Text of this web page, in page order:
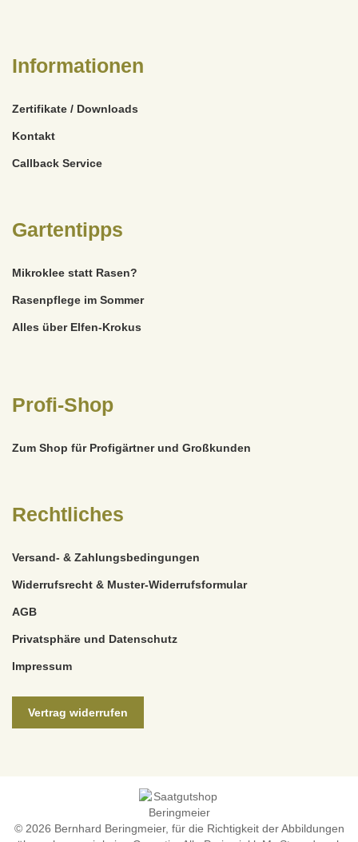
Informationen
Zertifikate / Downloads
Kontakt
Callback Service
Gartentipps
Mikroklee statt Rasen?
Rasenpflege im Sommer
Alles über Elfen-Krokus
Profi-Shop
Zum Shop für Profigärtner und Großkunden
Rechtliches
Versand- & Zahlungsbedingungen
Widerrufsrecht & Muster-Widerrufsformular
AGB
Privatsphäre und Datenschutz
Impressum
Vertrag widerrufen
© 2026 Bernhard Beringmeier, für die Richtigkeit der Abbildungen